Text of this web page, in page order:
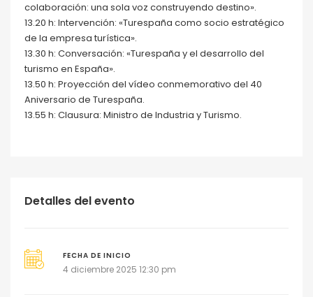
colaboración: una sola voz construyendo destino».
13.20 h: Intervención: «Turespaña como socio estratégico
de la empresa turística».
13.30 h: Conversación: «Turespaña y el desarrollo del
turismo en España».
13.50 h: Proyección del vídeo conmemorativo del 40
Aniversario de Turespaña.
13.55 h: Clausura: Ministro de Industria y Turismo.
Detalles del evento
FECHA DE INICIO
4 diciembre 2025 12:30 pm